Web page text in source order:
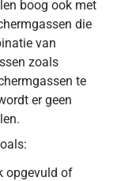
boog ook met
die
van
zoals
te
er geen
opgevuld of